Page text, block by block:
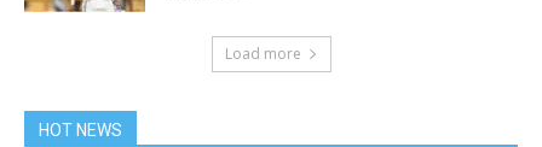
Load more
HOT NEWS